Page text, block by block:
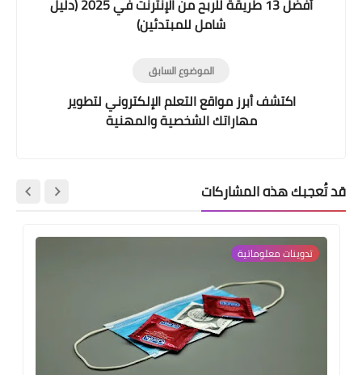
أفضل 13 طريقة للربح من الإنترنت في 2025 (دليل
شامل للمبتدئين)
الموضوع السابق
اكتشف أبرز مواقع التعلم الإلكتروني لتطوير
مهاراتك الشخصية والمهنية
قد تُعجبك هذه المشاركات
تدوينات معلوماتية